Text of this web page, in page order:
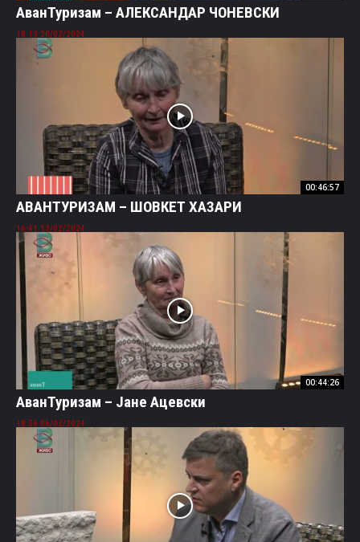
АванТуризам – АЛЕКСАНДАР ЧОНЕВСКИ
20/02/2024 18:13
00:46:57
АВАНТУРИЗАМ – ШОВКЕТ ХАЗАРИ
13/02/2024 16:41
00:44:26
АванТуризам – Јане Ацевски
06/02/2024 18:56